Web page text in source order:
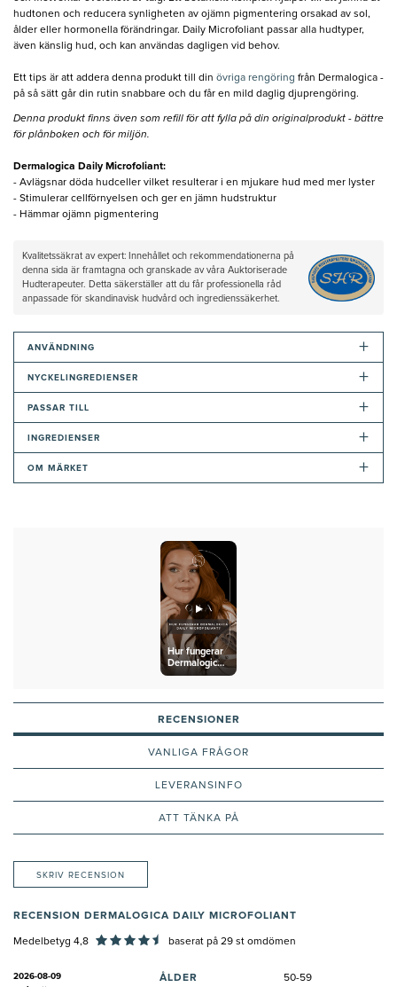
hudtonen och reducera synligheten av ojämn pigmentering orsakad av sol,
ålder eller hormonella förändringar. Daily Microfoliant passar alla hudtyper,
även känslig hud, och kan användas dagligen vid behov.
Ett tips är att addera denna produkt till din övriga rengöring från Dermalogica -
på så sätt går din rutin snabbare och du får en mild daglig djuprengöring.
Denna produkt finns även som refill för att fylla på din originalprodukt - bättre
för plånboken och för miljön.
Dermalogica Daily Microfoliant:
- Avlägsnar döda hudceller vilket resulterar i en mjukare hud med mer lyster
- Stimulerar cellförnyelsen och ger en jämn hudstruktur
- Hämmar ojämn pigmentering
Kvalitetssäkrat av expert: Innehållet och rekommendationerna på
denna sida är framtagna och granskade av våra Auktoriserade
Hudterapeuter. Detta säkerställer att du får professionella råd
anpassade för skandinavisk hudvård och ingredienssäkerhet.
ANVÄNDNING +
NYCKELINGREDIENSER +
PASSAR TILL +
INGREDIENSER +
OM MÄRKET +
Hur fungerar
Dermalogica
Daily
RECENSIONER
VANLIGA FRÅGOR
LEVERANSINFO
ATT TÄNKA PÅ
SKRIV RECENSION
RECENSION DERMALOGICA DAILY MICROFOLIANT
Medelbetyg 4,8 baserat på 29 st omdömen
2026-08-09
ÅLDER 50-59